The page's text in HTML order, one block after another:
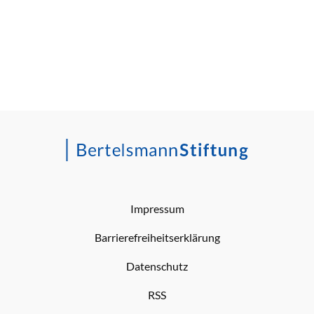
Impressum
Barrierefreiheitserklärung
Datenschutz
RSS